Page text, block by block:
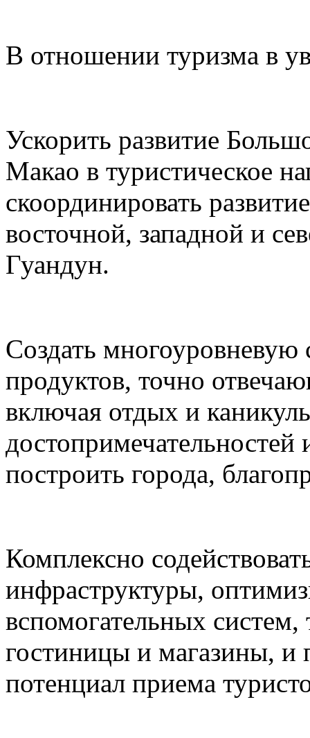
В отношении туризма в
Ускорить развитие
Макао в туристическое
скоординировать
восточной, западной и
Гуандун.
Создать многоуровневую
продуктов, точно
включая отдых и
построить города,
Комплексно
инфраструктуры,
вспомогательных
гостиницы и магазины, и
потенциал приема